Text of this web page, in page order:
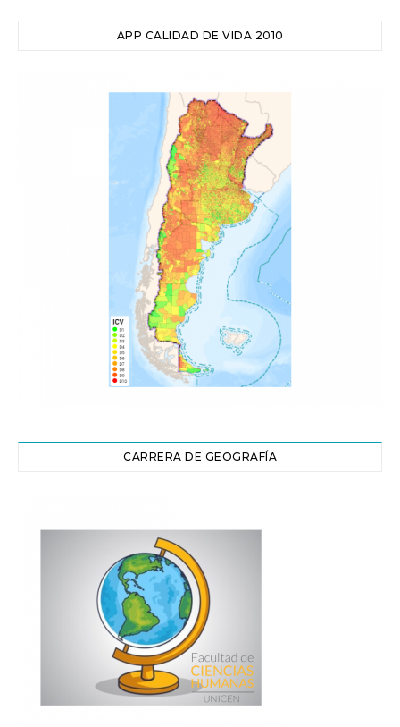
APP CALIDAD DE VIDA 2010
CARRERA DE GEOGRAFÍA